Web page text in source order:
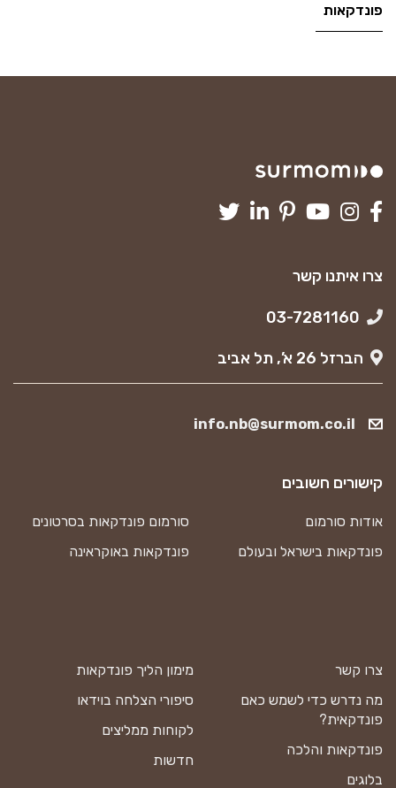
פונדקאות
צרו איתנו קשר
הברזל 26 א’, תל אביב
info.nb@surmom.co.il
צרו קשר
מה נדרש כדי לשמש כאם
פונדקאית?
פונדקאות והלכה
בלוגים
מימון הליך פונדקאות
סיפורי הצלחה בוידאו
לקוחות ממליצים
חדשות
קישורים חשובים
אודות סורמום
סורמום פונדקאות בסרטונים
פונדקאות בישראל ובעולם
פונדקאות באוקראינה